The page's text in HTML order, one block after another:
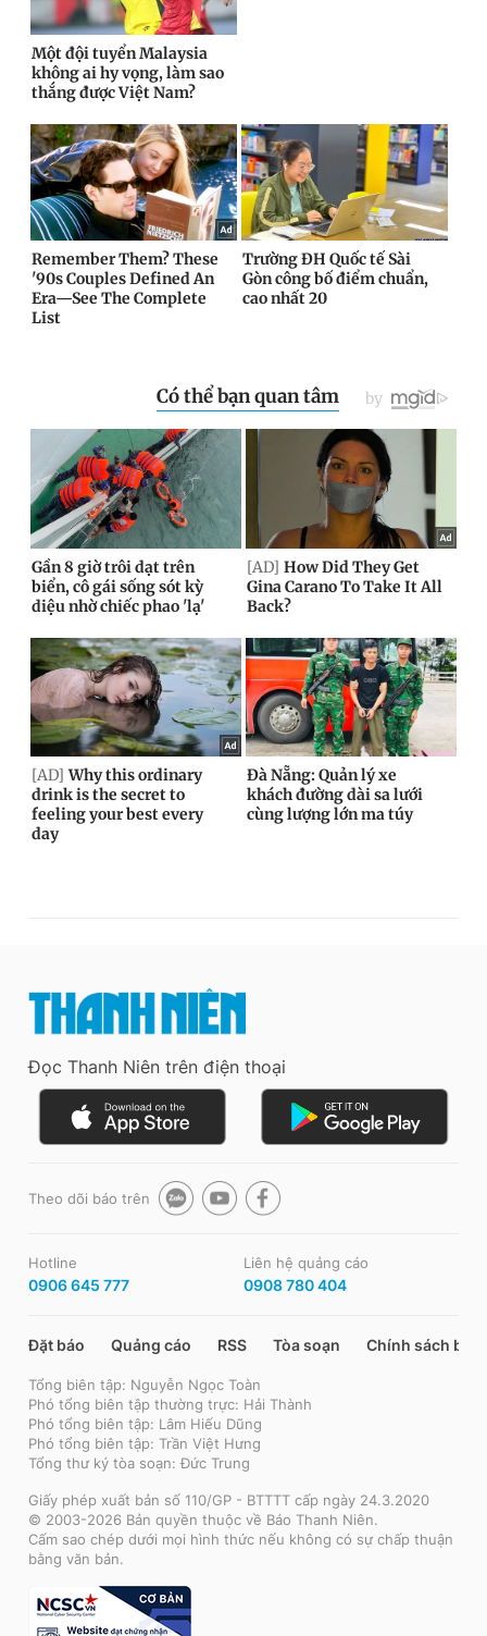
Đọc Thanh Niên trên điện thoại
Theo dõi báo trên
Hotline
0906 645 777
Liên hệ quảng cáo
0908 780 404
Đặt báo Quảng cáo RSS Tòa soạn Chính sách bảo
Tổng biên tập: Nguyễn Ngọc Toàn
Phó tổng biên tập thường trực: Hải Thành
Phó tổng biên tập: Lâm Hiếu Dũng
Phó tổng biên tập: Trần Việt Hưng
Tổng thư ký tòa soạn: Đức Trung
Giấy phép xuất bản số 110/GP - BTTTT cấp ngày 24.3.2020
© 2003-2026 Bản quyền thuộc về Báo Thanh Niên.
Cấm sao chép dưới mọi hình thức nếu không có sự chấp thuận
bằng văn bản.